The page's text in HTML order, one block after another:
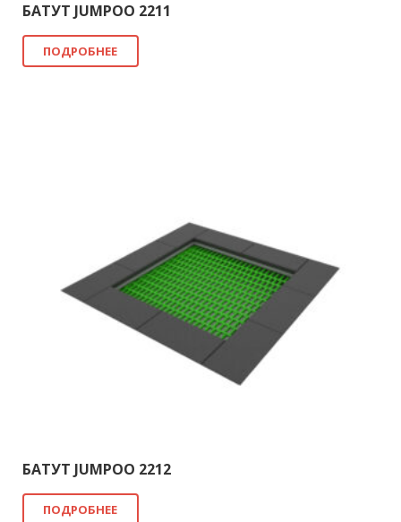
БАТУТ JUMPOO 2211
ПОДРОБНЕЕ
БАТУТ JUMPOO 2212
ПОДРОБНЕЕ